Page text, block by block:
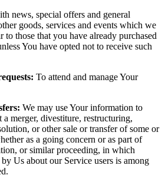
news, special offers and general
goods, services and events which we
to those that you have already purchased
You have opted not to receive such
To attend and manage Your
We may use Your information to
a merger, divestiture, restructuring,
or other sale or transfer of some or
as a going concern or as part of
or similar proceeding, in which
Us about our Service users is among